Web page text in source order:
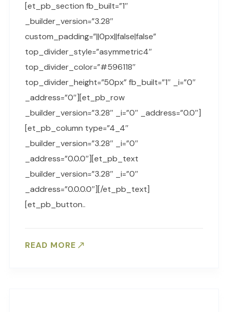
[et_pb_section fb_built=”1″
_builder_version=”3.28″
custom_padding=”||0px||false|false”
top_divider_style=”asymmetric4″
top_divider_color=”#596118″
top_divider_height=”50px” fb_built=”1″ _i=”0″
_address=”0″][et_pb_row
_builder_version=”3.28″ _i=”0″ _address=”0.0″]
[et_pb_column type=”4_4″
_builder_version=”3.28″ _i=”0″
_address=”0.0.0″][et_pb_text
_builder_version=”3.28″ _i=”0″
_address=”0.0.0.0″][/et_pb_text]
[et_pb_button..
READ MORE